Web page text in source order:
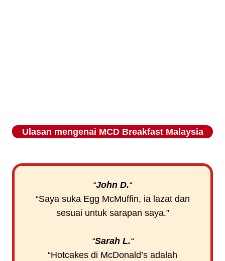
Ulasan mengenai MCD BreakfastMalaysia
“John D.“
“Saya suka Egg McMuffin, ia lazat dan
sesuai untuk sarapan saya.”
“Sarah L.“
“Hotcakes di McDonald’s adalah